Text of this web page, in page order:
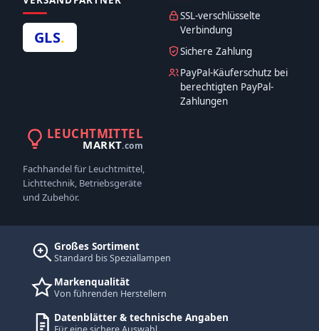
GLS.
SSL-verschlüsselte
Verbindung
Sichere Zahlung
PayPal-Käuferschutz bei
berechtigten PayPal-
Zahlungen
LEUCHTMITTEL
MARKT.com
Fachhandel für Leuchtmittel,
Lichttechnik, Betriebsgeräte
und Zubehör.
Großes Sortiment
Standard bis Speziallampen
Markenqualität
Von führenden Herstellern
Datenblätter & technische Angaben